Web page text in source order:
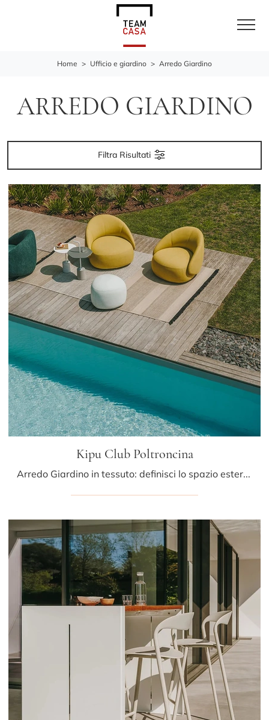
Home > Ufficio e giardino > Arredo Giardino
ARREDO GIARDINO
Filtra Risultati
Kipu Club Poltroncina
Arredo Giardino in tessuto: definisci lo spazio esterno con tante opzioni di poltroncine da giardino della firma LaPalma.